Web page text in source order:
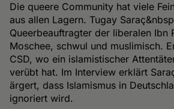
Die queere Community hat viele
aus allen Lagern. Tugay
Queerbeauftragter der liberalen Ibn
Moschee, schwul und muslimisch.
CSD, wo ein islamistischer
verübt hat. Im Interview erklärt
ärgert, dass Islamismus in
ignoriert wird.